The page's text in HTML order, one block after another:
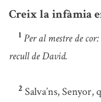
Creix la infàmia
1 Per al mestre de
recull de David.
2 Salva’ns,